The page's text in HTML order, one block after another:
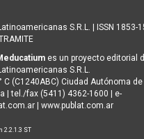
S.R.L. | ISSN 1853-
es un proyecto editorial
S.R.L.
C (C1240ABC) Ciudad Autónoma
| tel./fax (5411) 4362-1600 | e-
| www.publat.com.ar
ST